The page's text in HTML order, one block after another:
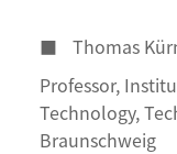
■
Thomas
Professor,
Technology,
Braunschweig